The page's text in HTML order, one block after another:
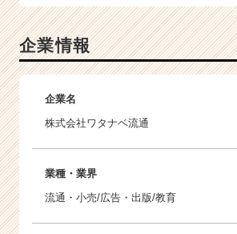
企業情報
企業名
株式会社ワタナベ流通
業種・業界
流通・小売/広告・出版/教育